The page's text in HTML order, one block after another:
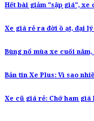
Hết bài giảm "sập giá", xe
Xe giá rẻ ra đời ồ ạt, đại
Bùng nổ mùa xe cuối
Bản tin Xe Plus: Vì sao
Xe cũ giá rẻ: Chớ ham giá